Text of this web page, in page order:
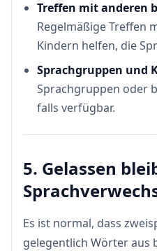
Treffen mit anderen
Regelmäßige Treffen
Kindern helfen, die
Sprachgruppen und
Sprachgruppen oder
falls verfügbar.
5. Gelassen
Es ist normal, dass
gelegentlich Wörter aus